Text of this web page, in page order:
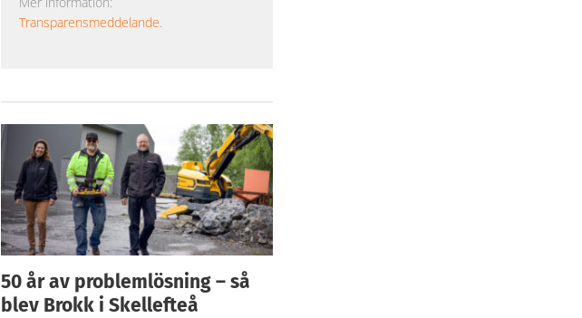
Transparensmeddelande.
50 år av problemlösning – så
blev Brokk i Skellefteå